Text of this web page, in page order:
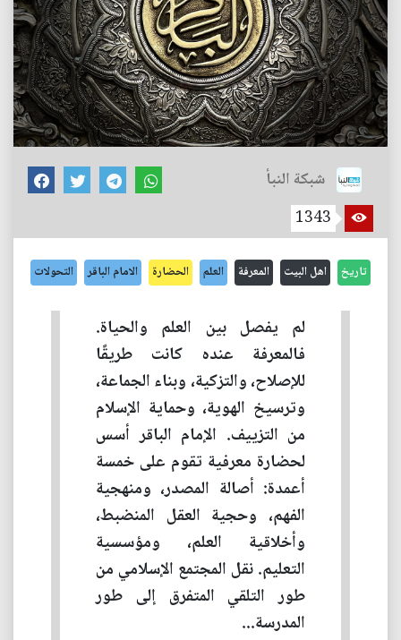
شبكة النبأ
1343
تاريخ اهل البيت المعرفة العلم الحضارة الامام الباقر التحولات
لم يفصل بين العلم والحياة.
فالمعرفة عنده كانت طريقًا
للإصلاح، والتزكية، وبناء الجماعة،
وترسيخ الهوية، وحماية الإسلام
من التزييف. الإمام الباقر أسس
لحضارة معرفية تقوم على خمسة
أعمدة: أصالة المصدر، ومنهجية
الفهم، وحجية العقل المنضبط،
وأخلاقية العلم، ومؤسسية
التعليم. نقل المجتمع الإسلامي من
طور التلقي المتفرق إلى طور
المدرسة...